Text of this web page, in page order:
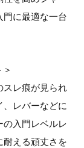
門に最適な一台
スレ痕が見られ
、レバーなどに
の入門レベルレ
耐える頑丈さを